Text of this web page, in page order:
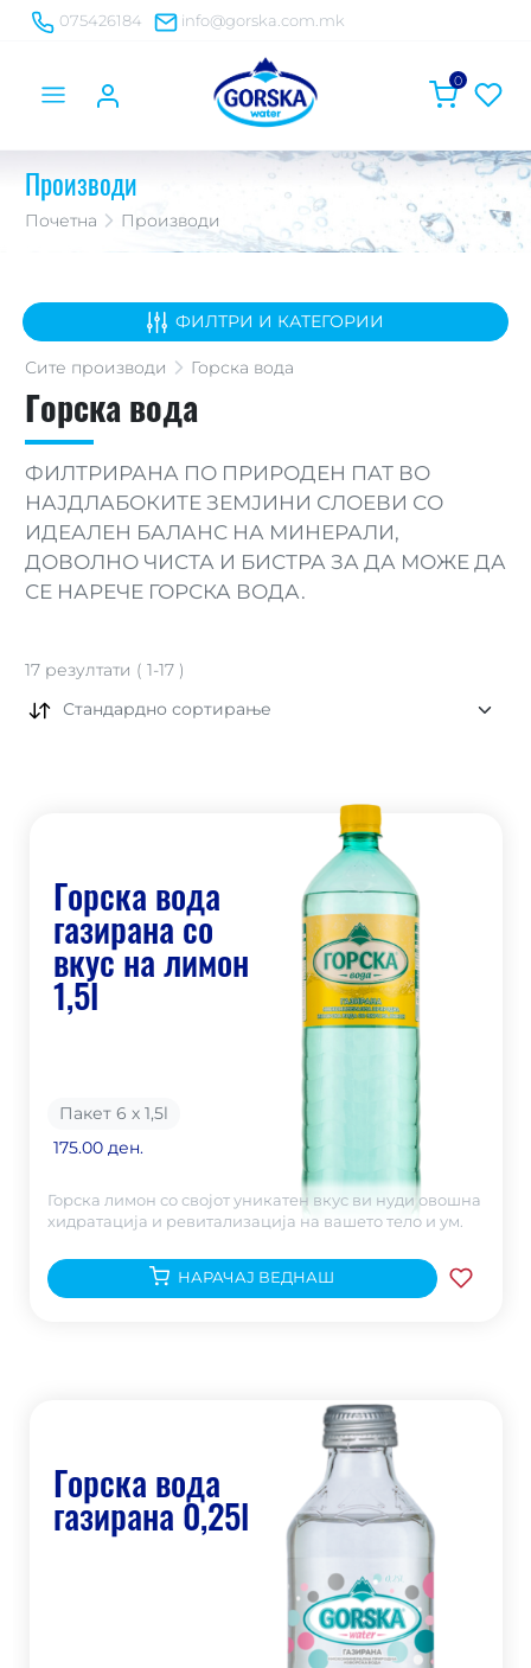
075426184 info@gorska.com.mk
0
Производи
Почетна Производи
ФИЛТРИ И КАТЕГОРИИ
Сите производи Горска вода
Горска вода
ФИЛТРИРАНА ПО ПРИРОДЕН ПАТ ВО
НАЈДЛАБОКИТЕ ЗЕМЈИНИ СЛОЕВИ СО
ИДЕАЛЕН БАЛАНС НА МИНЕРАЛИ,
ДОВОЛНО ЧИСТА И БИСТРА ЗА ДА МОЖЕ ДА
СЕ НАРЕЧЕ ГОРСКА ВОДА.
17 резултати ( 1-17 )
Стандардно сортирање
Горска вода
газирана со
вкус на лимон
1,5l
Пакет 6 х 1,5l
175.00 ден.
Горска лимон со својот уникатен вкус ви нуди овошна
хидратација и ревитализација на вашето тело и ум.
НАРАЧАЈ ВЕДНАШ
Горска вода
газирана 0,25l